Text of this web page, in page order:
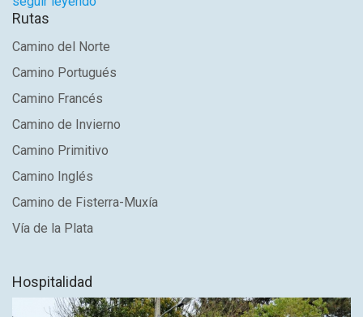
Rutas
Camino del Norte
Camino Portugués
Camino Francés
Camino de Invierno
Camino Primitivo
Camino Inglés
Camino de Fisterra-Muxía
Vía de la Plata
Hospitalidad